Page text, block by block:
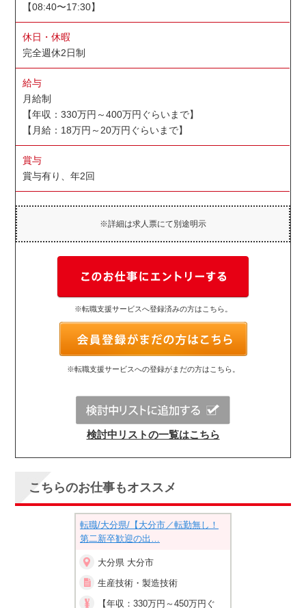
【08:40〜17:30】
休日・休暇
完全週休2日制
給与
月給制
【年収：330万円～400万円ぐらいまで】
【月給：18万円～20万円ぐらいまで】
賞与
賞与有り、年2回
※詳細は求人票にて別途明示
※転職支援サービスへ登録済みの方はこちら。
※転職支援サービスへの登録がまだの方はこちら。
検討中リストの一覧はこちら
こちらのお仕事もオススメ
転職/大分県/【大分市／転勤無し！
第二新卒歓迎の出…
大分県 大分市
生産技術・製造技術
【年収：330万円～450万円ぐ